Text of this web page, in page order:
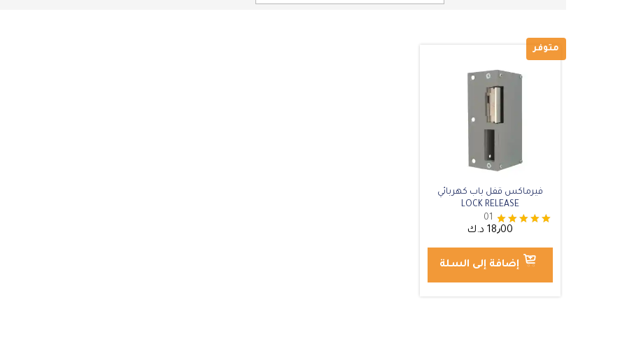
متوفر
فيرماكس قفل باب كهربائي
LOCK RELEASE
تم التقييم
5.00
من 5
01
18٫00 د.ك
إضافة إلى السلة